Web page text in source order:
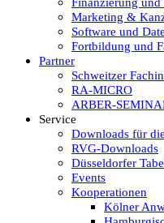
Marketing &
Software und
Fortbildung und
Partner
Schweitzer
RA-MICRO
ARBER-
Service
Downloads für
RVG-Downloads
Düsseldorfer
Events
Kooperationen
Kölner